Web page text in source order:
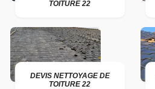
TOITURE 22
DEVIS NETTOYAGE DE
TOITURE 22